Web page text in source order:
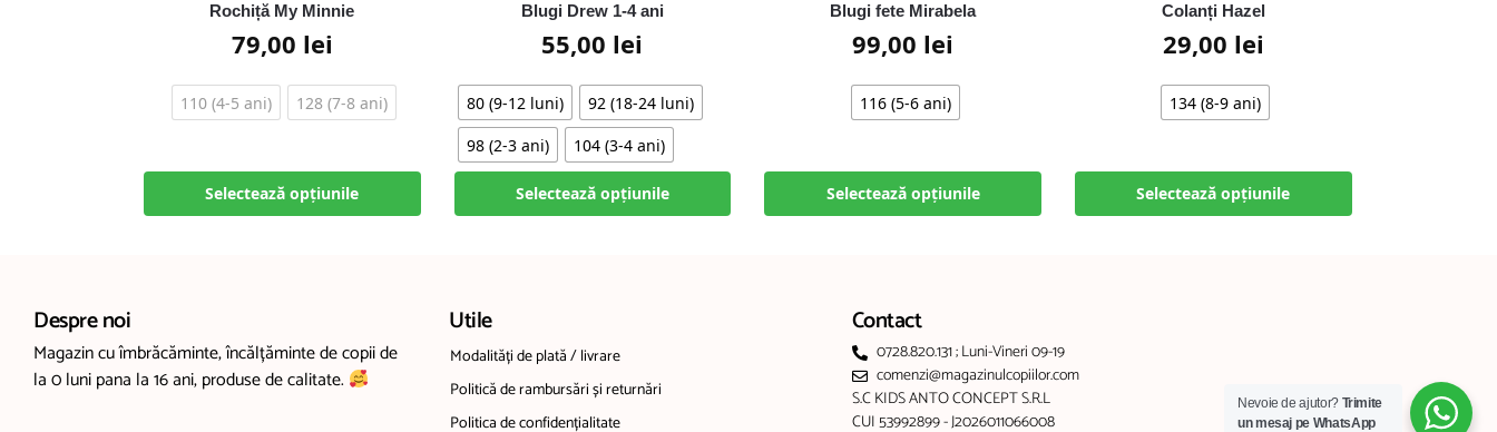
Rochiță My Minnie
79,00 lei
110 (4-5 ani) 128 (7-8 ani)
Selectează opțiunile
Blugi Drew 1-4 ani
55,00 lei
80 (9-12 luni)
92 (18-24 luni)
98 (2-3 ani)
104 (3-4 ani)
Selectează opțiunile
Blugi fete Mirabela
99,00 lei
116 (5-6 ani)
Selectează opțiunile
Colanți Hazel
29,00 lei
134 (8-9 ani)
Selectează opțiunile
Despre noi
Magazin cu îmbrăcăminte, încălțăminte de copii de
la 0 luni pana la 16 ani, produse de calitate.
Utile
Modalități de plată / livrare
Politică de rambursări și returnări
Politica de confidențialitate
Contact
0728.820.131 ; Luni-Vineri 09-19
comenzi@magazinulcopiilor.com
S.C KIDS ANTO CONCEPT S.R.L
CUI 53992899 - J2026011066008
Nevoie de ajutor? Trimite
un mesaj pe WhatsApp